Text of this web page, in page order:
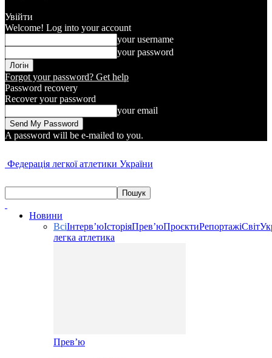
Увійти
Welcome! Log into your account
your username
your password
Forgot your password? Get help
Password recovery
Recover your password
your email
A password will be e-mailed to you.
Федерація легкої атлетики України
Новини
ВсіІнтерв’юІсторіяПрев’юПроєктиРепортажіСвіт
легка атлетика
Прев’ю